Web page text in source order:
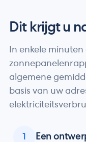
Dit krijgt u
In enkele
algemene
basis van uw
1 Een